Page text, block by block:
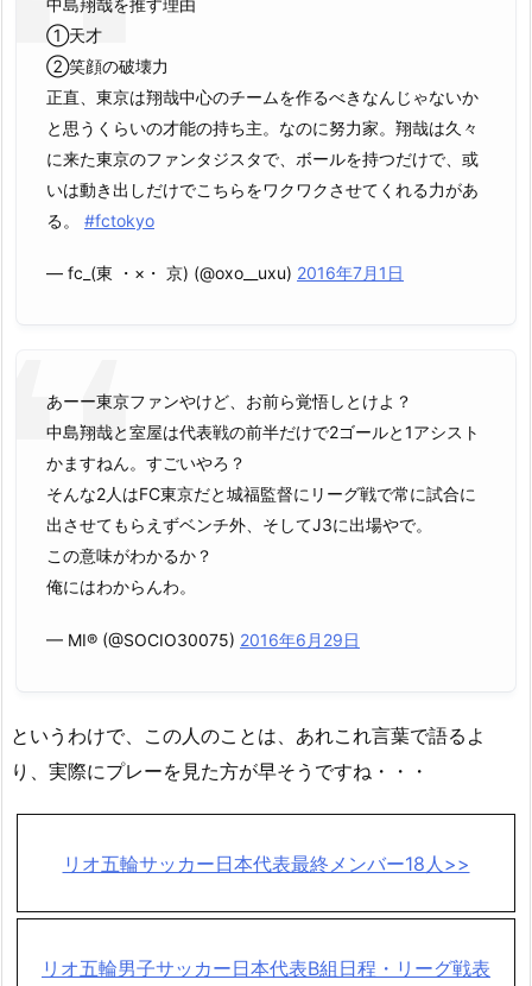
①天才
②笑顔の破壊力
正直、東京は翔哉中心のチームを作るべきなんじゃないか
と思うくらいの才能の持ち主。なのに努力家。翔哉は久々
に来た東京のファンタジスタで、ボールを持つだけで、或
いは動き出しだけでこちらをワクワクさせてくれる力があ
る。 #fctokyo
— fc_(東 ・×・ 京) (@oxo__uxu) 2016年7月1日
あーー東京ファンやけど、お前ら覚悟しとけよ？
中島翔哉と室屋は代表戦の前半だけで2ゴールと1アシスト
かますねん。すごいやろ？
そんな2人はFC東京だと城福監督にリーグ戦で常に試合に
出させてもらえずベンチ外、そしてJ3に出場やで。
この意味がわかるか？
俺にはわからんわ。
— MI® (@SOCIO30075) 2016年6月29日
というわけで、この人のことは、あれこれ言葉で語るよ
り、実際にプレーを見た方が早そうですね・・・
リオ五輪サッカー日本代表最終メンバー18人>>
リオ五輪男子サッカー日本代表B組日程・リーグ戦表